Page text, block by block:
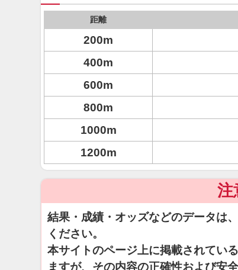
距離
200m
400m
600m
800m
1000m
1200m
注
結果・成績・オッズなどのデータは
ください。
本サイトのページ上に掲載されてい
ますが、その内容の正確性および安